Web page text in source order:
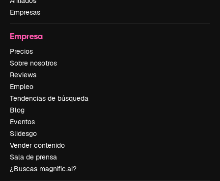
Empresas
Empresa
Precios
Sobre nosotros
Reviews
Empleo
Tendencias de búsqueda
Blog
Eventos
Slidesgo
Vender contenido
Sala de prensa
¿Buscas magnific.ai?